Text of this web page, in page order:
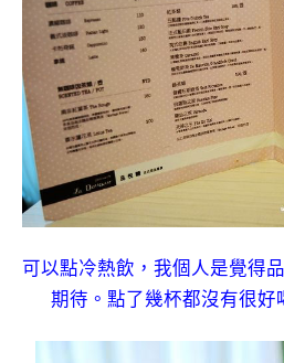
可以點冷熱飲，我個人是覺得
期待。點了幾杯都沒有很好